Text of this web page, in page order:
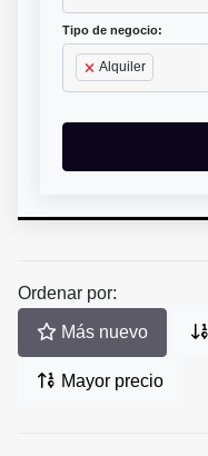
Tipo de negocio:
Alquiler
Ordenar por:
Más nuevo
Mayor precio